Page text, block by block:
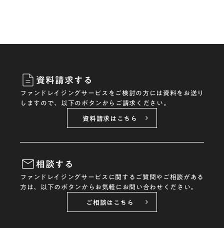
資料請求する
ファンドレイジングサービスをご検討の方には資料をお送り
しますので、以下のボタンからご請求ください。
資料請求はこちら
相談する
ファンドレイジングサービスに関するご質問やご相談がある
方は、以下のボタンからお気軽にお問い合わせください。
ご相談はこちら